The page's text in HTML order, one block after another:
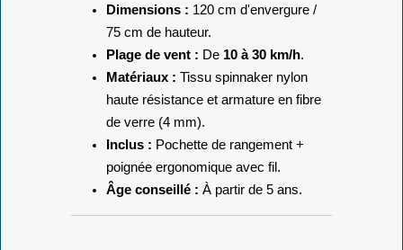
Dimensions : 120 cm d'envergure /
75 cm de hauteur.
Plage de vent : De 10 à 30 km/h.
Matériaux : Tissu spinnaker nylon
haute résistance et armature en fibre
de verre (4 mm).
Inclus : Pochette de rangement +
poignée ergonomique avec fil.
Âge conseillé : À partir de 5 ans.